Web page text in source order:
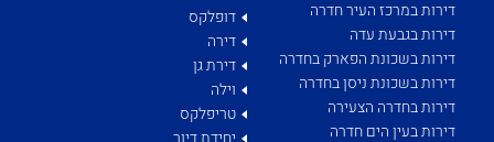
דירות במרכז העיר חדרה
דירות בגבעת עדה
דירות בשכונת הפארק בחדרה
דירות בשכונת ניסן בחדרה
דירות בחדרה הצעירה
דירות בעין הים חדרה
דופלקס
דירה
דירת גן
וילה
טריפלקס